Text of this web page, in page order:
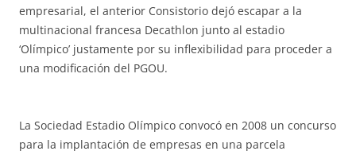
empresarial, el anterior Consistorio dejó escapar a la
multinacional francesa Decathlon junto al estadio
‘Olímpico’ justamente por su inflexibilidad para proceder a
una modificación del PGOU.
La Sociedad Estadio Olímpico convocó en 2008 un concurso
para la implantación de empresas en una parcela